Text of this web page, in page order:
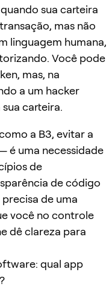
sua carteira
mas não
linguagem humana,
Você pode
mas, na
a um hacker
carteira.
a B3, evitar a
é uma necessidade
de
de código
de uma
você no controle
dê clareza para
qual app